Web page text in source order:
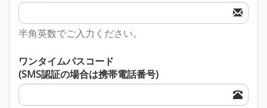
半角英数でご入力ください。
ワンタイムパスコード
(SMS認証の場合は携帯電話番号)